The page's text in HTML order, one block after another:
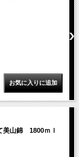
美山錦 1800ｍｌ